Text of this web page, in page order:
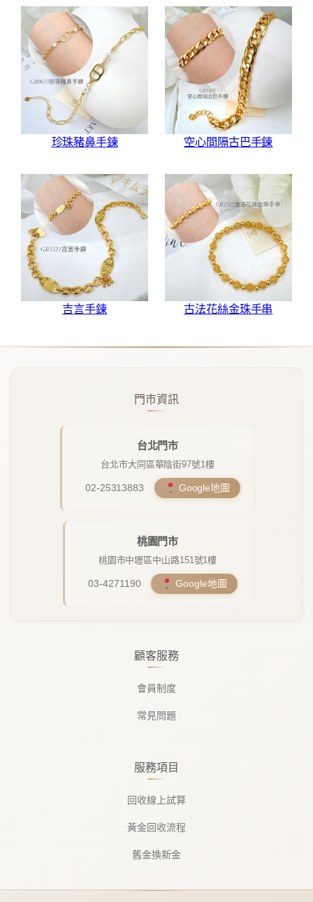
珍珠豬鼻手鍊 空心間隔古巴手鍊
吉言手鍊 古法花絲金珠手串
顧客服務
會員制度
常見問題
服務項目
回收線上試算
黃金回收流程
舊金換新金
門市資訊
台北門市
台北市大同區華陰街97號1樓
02-25313883 Google地圖
桃園門市
桃園市中壢區中山路151號1樓
03-4271190 Google地圖